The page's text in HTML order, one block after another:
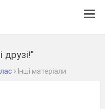
друзі!"
Інші матеріали